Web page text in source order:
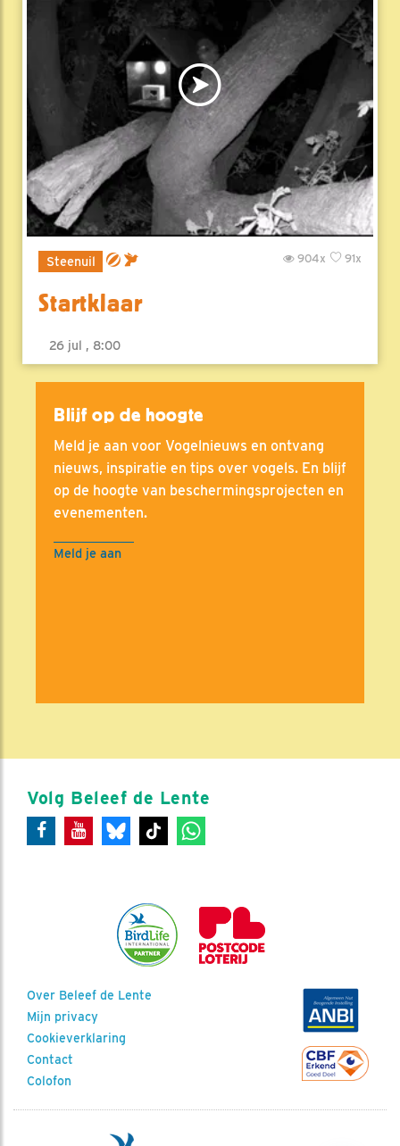
Steenuil 91x
904x
Startklaar
26 jul , 8:00
Blijf op de hoogte
Meld je aan voor Vogelnieuws en ontvang
nieuws, inspiratie en tips over vogels. En blijf
op de hoogte van beschermingsprojecten en
evenementen.
Meld je aan
Volg Beleef de Lente
Over Beleef de Lente
Mijn privacy
Cookieverklaring
Contact
Colofon